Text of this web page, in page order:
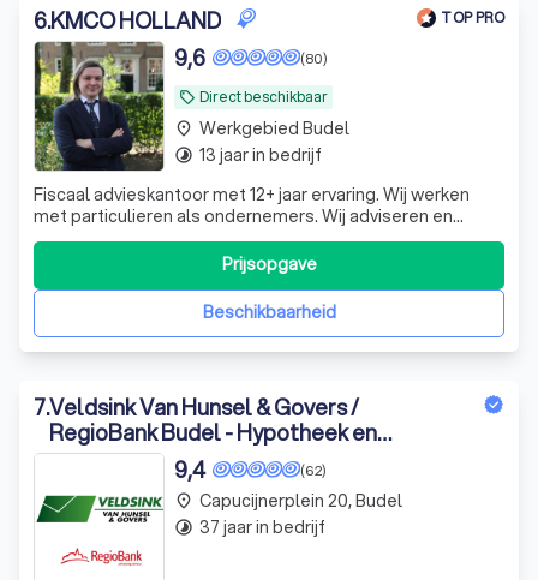
6.KMCO HOLLAND TOP PRO
local_offer Direct beschikbaar
(80)
9,6
Fiscaal advieskantoor met 12+ jaar ervaring. Wij werken
met particulieren als ondernemers. Wij adviseren en
verzorgen ook alle aangiftes. Lid RB, IFA en ABA.
Beschikbaarheid
Prijsopgave
place Werkgebied Budel
timelapse 13 jaar in bedrijf
7.Veldsink Van Hunsel & Govers /
RegioBank Budel - Hypotheek en
Verzekering
(62)
9,4
place Capucijnerplein 20, Budel
timelapse 37 jaar in bedrijf